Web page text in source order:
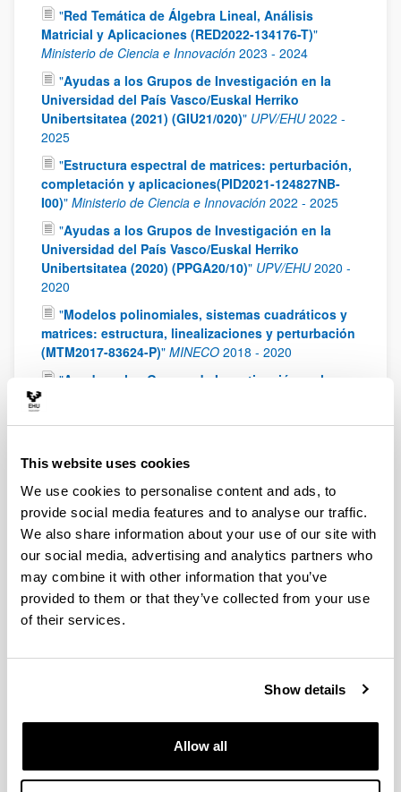
This website uses cookies
We use cookies to personalise content and ads, to
provide social media features and to analyse our traffic.
We also share information about your use of our site with
our social media, advertising and analytics partners who
may combine it with other information that you’ve
provided to them or that they’ve collected from your use
of their services.
Show details
Allow all
"Red Temática de Álgebra Lineal, Análisis
Matricial y Aplicaciones (RED2022-134176-T)"
Ministerio de Ciencia e Innovación 2023 - 2024
"Ayudas a los Grupos de Investigación en la
Universidad del País Vasco/Euskal Herriko
Unibertsitatea (2021) (GIU21/020)" UPV/EHU 2022 -
2025
"Estructura espectral de matrices: perturbación,
completación y aplicaciones(PID2021-124827NB-
I00)" Ministerio de Ciencia e Innovación 2022 - 2025
"Ayudas a los Grupos de Investigación en la
Universidad del País Vasco/Euskal Herriko
Unibertsitatea (2020) (PPGA20/10)" UPV/EHU 2020 -
2020
"Modelos polinomiales, sistemas cuadráticos y
matrices: estructura, linealizaciones y perturbación
(MTM2017-83624-P)" MINECO 2018 - 2020
"Ayudas a los Grupos de Investigación en la
Universidad del País Vasco/Euskal Herriko
"Red de Excelencia ALAMA (MTM2015-68805-
MINECO
2017
"Sistemas lineales y cuadráticos, y perturbación
de matrices (MTM2013-40960-P)"MINECO 2014-
2017
"Ayudas para las actividades de Grupos de
Investigación del Sistema Universitario Vasco
(GIC13/IT710-13)
geométricas de sistemas lineales de control y
"Unidad de Formación e Investigación de
Matemáticas y aplicaciones (UFI11/52)